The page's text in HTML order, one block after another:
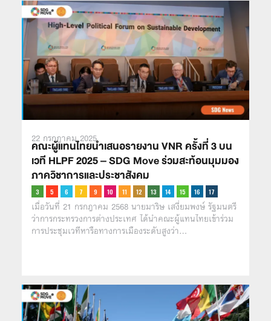
22 กรกฎาคม 2025
คณะผู้แทนไทยนำเสนอรายงาน VNR ครั้งที่ 3 บน
เวที HLPF 2025 – SDG Move ร่วมสะท้อนมุมมอง
ภาควิชาการและประชาสังคม
เมื่อวันที่ 21 กรกฎาคม 2568 นายมาริษ เสงี่ยมพงษ์ รัฐมนตรี
ว่าการกระทรวงการต่างประเทศ ได้นำคณะผู้แทนไทยเข้าร่วม
การประชุมเวทีหารือทางการเมืองระดับสูงว่า…